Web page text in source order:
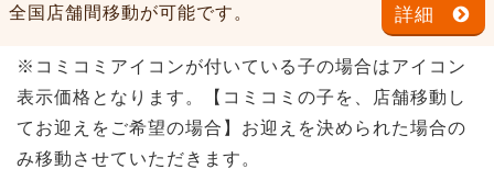
全国店舗間移動が可能です。 詳細
※コミコミアイコンが付いている子の場合はアイコン
表示価格となります。【コミコミの子を、店舗移動し
てお迎えをご希望の場合】お迎えを決められた場合の
み移動させていただきます。